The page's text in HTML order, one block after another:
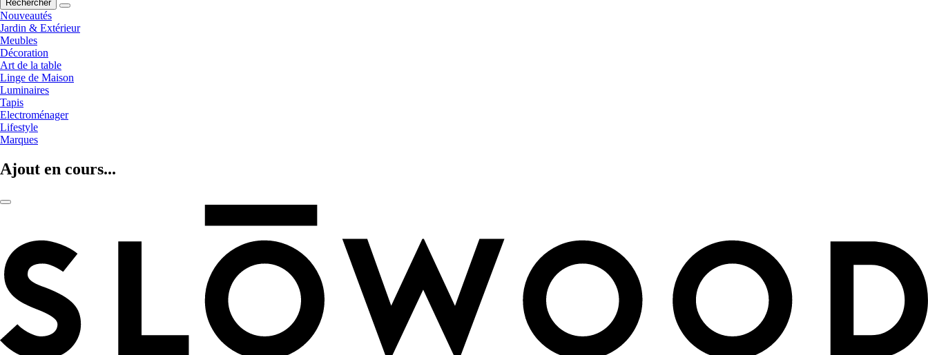
Rechercher
Nouveautés
Jardin & Extérieur
Meubles
Décoration
Art de la table
Linge de Maison
Luminaires
Tapis
Electroménager
Lifestyle
Marques
Ajout en cours...